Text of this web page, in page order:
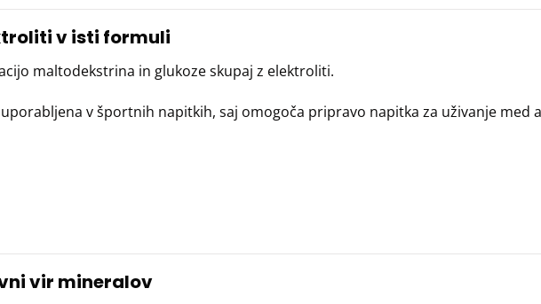
v isti formuli
maltodekstrina in glukoze skupaj z elektroliti.
v športnih napitkih, saj omogoča pripravo napitka za uživanje med
vir mineralov